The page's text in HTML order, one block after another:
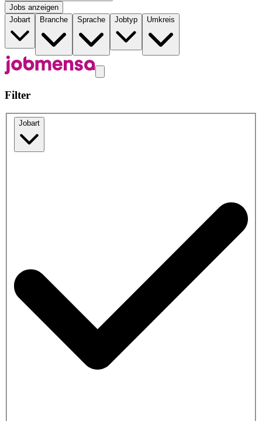
Jobs anzeigen
Jobart
Branche Sprache Jobtyp Umkreis
Filter
Jobart